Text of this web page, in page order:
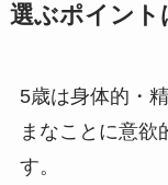
選ぶポイント
5歳は身体的・
まなことに意欲
す。